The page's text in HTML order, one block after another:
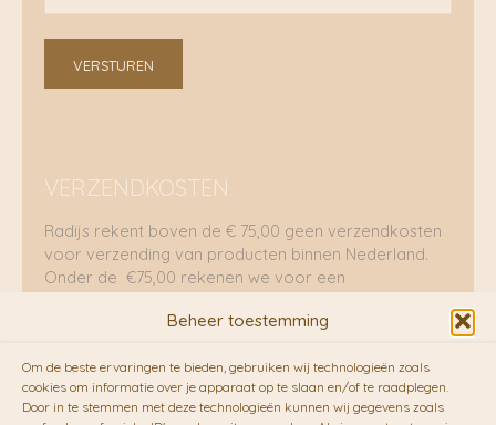
Beheer toestemming
Om de beste ervaringen te bieden, gebruiken wij technologieën zoals
cookies om informatie over je apparaat op te slaan en/of te raadplegen.
Door in te stemmen met deze technologieën kunnen wij gegevens zoals
VERSTUREN
VERZENDKOSTEN
Radijs rekent boven de € 75,00 geen verzendkosten
voor verzending van producten binnen Nederland.
Onder de €75,00 rekenen we voor een
RADIJS werkt samen met de duurzame bezorgdienst
vanFietskoeriers.nl. Pakketten (mits voorradig) voor